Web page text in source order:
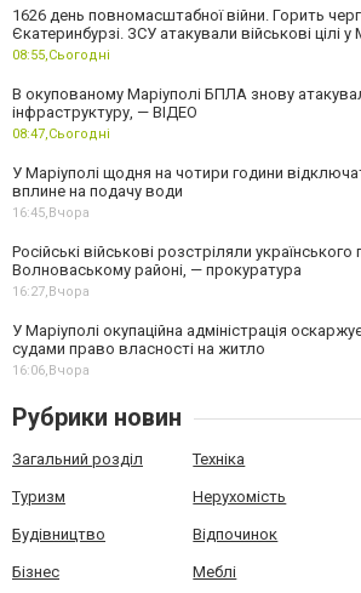
1626 день повномасштабної війни. Горить
Єкатеринбурзі. ЗСУ атакували військові цілі у
08:55,Сьогодні
В окупованому Маріуполі БПЛА знову
інфраструктуру, — ВІДЕО
08:47,Сьогодні
У Маріуполі щодня на чотири години
вплине на подачу води
16:45,Вчора
Російські військові розстріляли
Волноваському районі, — прокуратура
16:27,Вчора
У Маріуполі окупаційна адміністрація
судами право власності на житло
16:06,Вчора
Рубрики новин
Загальний розділ Техніка
Туризм Нерухомість
Будівництво Відпочинок
Бізнес Меблі